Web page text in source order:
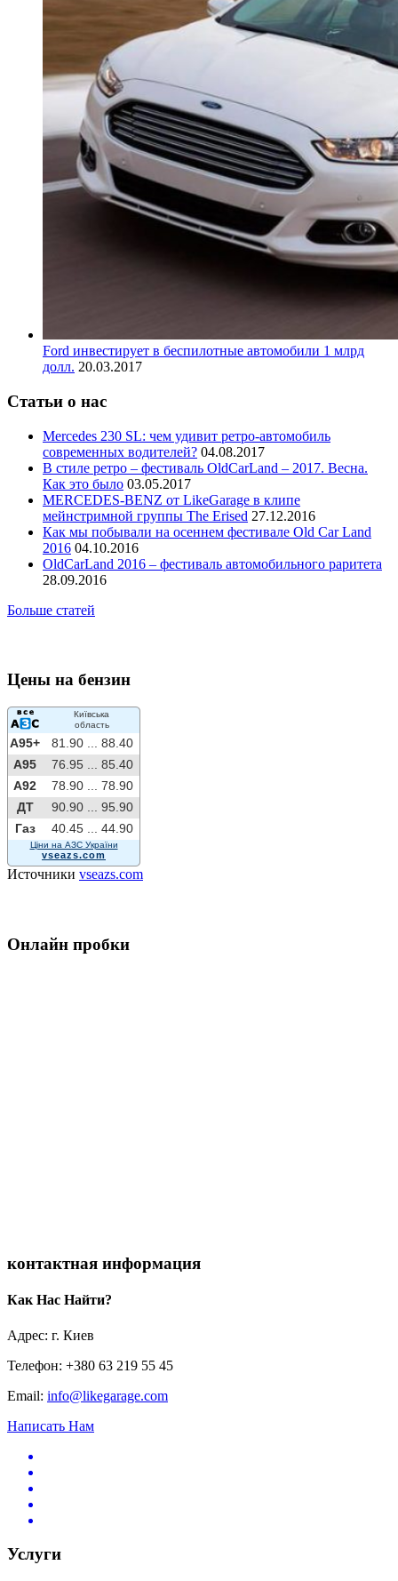
Ford инвестирует в беспилотные автомобили 1 млрд
долл. 20.03.2017
Статьи о нас
Mercedes 230 SL: чем удивит ретро-автомобиль
современных водителей? 04.08.2017
В стиле ретро – фестиваль OldCarLand – 2017. Весна.
Как это было 03.05.2017
MERCEDES-BENZ от LikeGarage в клипе
мейнстримной группы The Erised 27.12.2016
Как мы побывали на осеннем фестивале Old Car Land
2016 04.10.2016
OldCarLand 2016 – фестиваль автомобильного раритета
28.09.2016
Больше статей
Цены на бензин
Київська
область
A95+ 81.90 ...
88.40
A95
76.95 ...
85.40
A92
78.90 ...
78.90
ДТ
90.90 ...
95.90
Газ
40.45 ... 44.90
Ціни на АЗС України
vseazs.com
Источники vseazs.com
Онлайн пробки
контактная информация
Как Нас Найти?
Адрес: г. Киев
Телефон: +380 63 219 55 45
Email: info@likegarage.com
Написать Нам
Услуги